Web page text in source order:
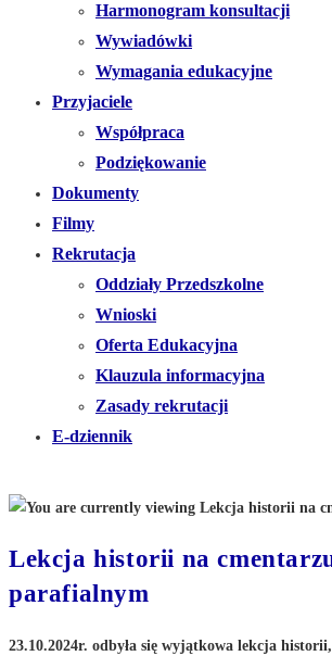
Harmonogram konsultacji
Wywiadówki
Wymagania edukacyjne
Przyjaciele
Współpraca
Podziękowanie
Dokumenty
Filmy
Rekrutacja
Oddziały Przedszkolne
Wnioski
Oferta Edukacyjna
Klauzula informacyjna
Zasady rekrutacji
E-dziennik
Lekcja historii na
parafialnym
23.10.2024r. odbyła się wyjątkowa lekcja